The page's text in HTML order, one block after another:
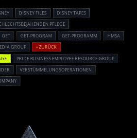
DISNEY FILES
DISNEY TAPES
PFLEGE
GET GET-PROGRAM GET-PROGRAMM
HMSA
GROUP
« ZURÜCK
PRIDE BUSINESS EMPLOYEE RESOURCE GROUP
VERSTÜMMELUNGSOPERATIONEN